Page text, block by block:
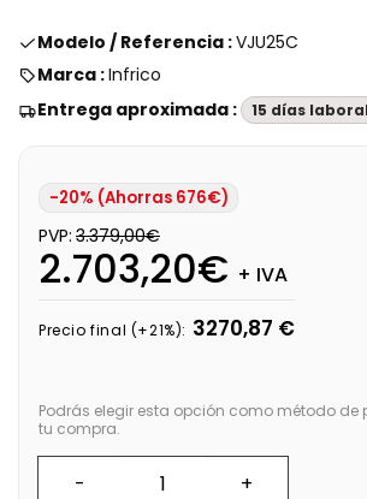
Modelo / Referencia :VJU25C
Marca :Infrico
Entrega aproximada :
15 días
-20% (Ahorras 676€)
PVP: 3.379,00€
2.703,20€ + IVA
Precio final (+21%): 3270,87 €
Podrás elegir esta opción como método de
tu compra.